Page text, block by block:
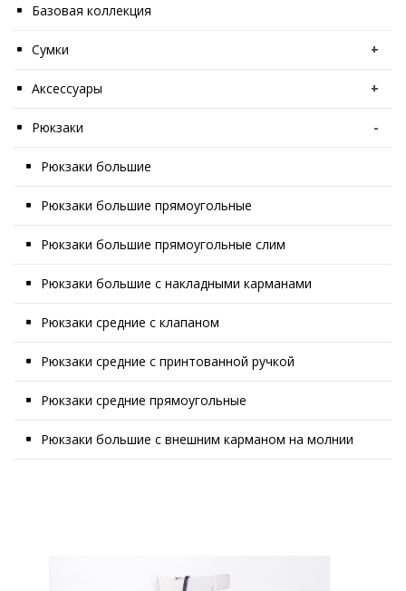
Базовая коллекция
Сумки +
Аксессуары +
Рюкзаки -
Рюкзаки большие
Рюкзаки большие прямоугольные
Рюкзаки большие прямоугольные слим
Рюкзаки большие с накладными карманами
Рюкзаки средние с клапаном
Рюкзаки средние с принтованной ручкой
Рюкзаки средние прямоугольные
Рюкзаки большие с внешним карманом на молнии